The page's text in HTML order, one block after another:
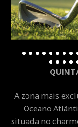
A zona mais
Oceano
situada no